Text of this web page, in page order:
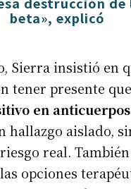
beta», explicó
Sierra insistió en
tener presente
en anticuerpos
hallazgo aislado,
real.
opciones